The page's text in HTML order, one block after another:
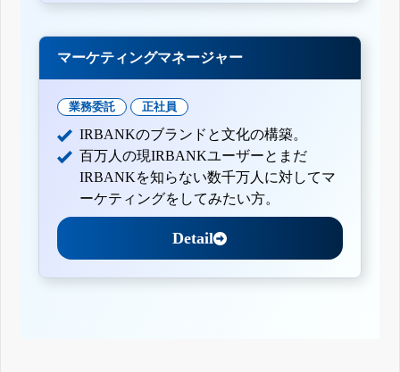
マーケティングマネージャー
業務委託 正社員
IRBANKのブランドと文化の構築。
百万人の現IRBANKユーザーとまだ
IRBANKを知らない数千万人に対してマ
ーケティングをしてみたい方。
Detail